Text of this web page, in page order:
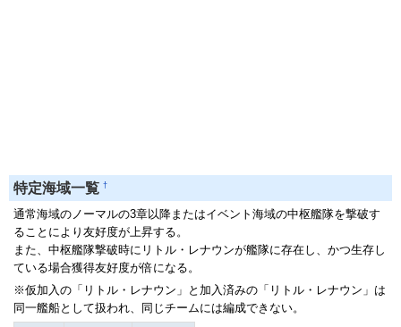
特定海域一覧 †
通常海域のノーマルの3章以降またはイベント海域の中枢艦隊を撃破す
ることにより友好度が上昇する。
また、中枢艦隊撃破時にリトル・レナウンが艦隊に存在し、かつ生存し
ている場合獲得友好度が倍になる。
※仮加入の「リトル・レナウン」と加入済みの「リトル・レナウン」は
同一艦船として扱われ、同じチームには編成できない。